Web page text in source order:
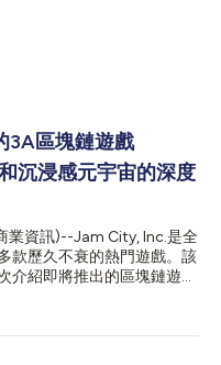
3A區塊鏈遊戲
沉浸感元宇宙的深度
業資訊)--Jam City, Inc.是全
款歷久不衰的熱門遊戲。該
介紹即將推出的區塊鏈遊戲
可在元宇宙使用的真實獎